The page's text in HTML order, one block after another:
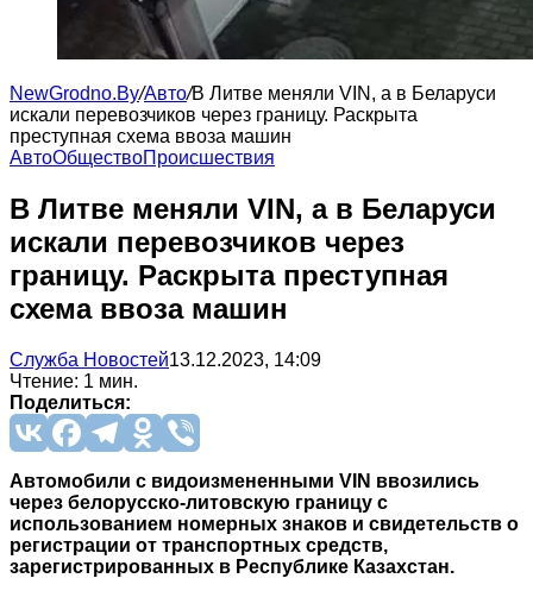
NewGrodno.By/Авто/В Литве меняли VIN, а в Беларуси
искали перевозчиков через границу. Раскрыта
преступная схема ввоза машин
АвтоОбществоПроисшествия
В Литве меняли VIN, а в Беларуси
искали перевозчиков через
границу. Раскрыта преступная
схема ввоза машин
Служба Новостей13.12.2023, 14:09
Чтение: 1 мин.
Поделиться:
Автомобили с видоизмененными VIN ввозились
через белорусско-литовскую границу с
использованием номерных знаков и свидетельств о
регистрации от транспортных средств,
зарегистрированных в Республике Казахстан.